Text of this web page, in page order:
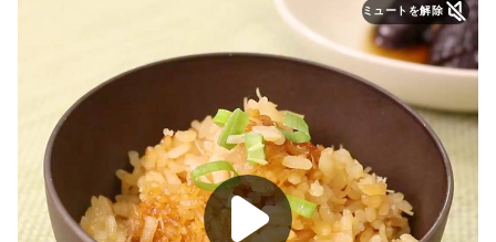
ミュートを解除